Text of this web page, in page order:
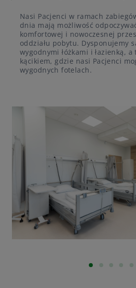
Nasi Pacjenci w ramach
dnia mają możliwość
komfortowej i nowoczesnej
oddziału pobytu. Dysponujemy
wygodnymi łóżkami i łazienką,
kącikiem, gdzie nasi Pacjenci
wygodnych fotelach.